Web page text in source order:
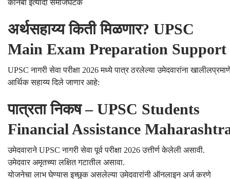
कानबी इत्यादी समाजघटक
अर्थसहाय्य किती मिळणार? UPSC
Main Exam Preparation Support
UPSC नागरी सेवा परीक्षा 2026 मध्ये पात्र ठरलेल्या उमेदवारांना
आर्थिक सहाय्य दिले जाणार आहे:
पात्रता निकष – UPSC Students
Financial Assistance
उमेदवाराने UPSC नागरी सेवा पूर्व परीक्षा 2026 उत्तीर्ण केलेली असावी.
उमेदवार अमृतच्या लक्षित गटातील असावा.
योजनेचा लाभ घेण्यास इच्छुक असलेल्या उमेदवारांनी ऑनलाइन अर्ज करणे